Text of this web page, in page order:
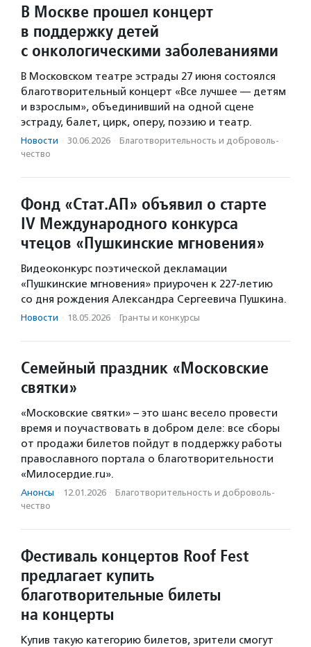
В Москве прошел концерт
в поддержку детей
с онкологическими заболеваниями
В Московском театре эстрады 27 июня состоялся
благотворительный концерт «Все лучшее — детям
и взрослым», объединивший на одной сцене
эстраду, балет, цирк, оперу, поэзию и театр.
Новости · 30.06.2026 · Благотвори­тель­ность и доброволь­
чест­во
Фонд «Стат.АП» объявил о старте
IV Международного конкурса
чтецов «Пушкинские мгновения»
Видеоконкурс поэтической декламации
«Пушкинские мгновения» приурочен к 227-летию
со дня рождения Александра Сергеевича Пушкина.
Новости · 18.05.2026 · Гранты и конкурсы
Семейный праздник «Московские
святки»
«Московские святки» – это шанс весело провести
время и поучаствовать в добром деле: все сборы
от продажи билетов пойдут в поддержку работы
православного портала о благотворительности
«Милосердие.ru».
Анонсы · 12.01.2026 · Благотвори­тель­ность и доброволь­
чест­во
Фестиваль концертов Roof Fest
предлагает купить
благотворительные билеты
на концерты
Купив такую категорию билетов, зрители смогут